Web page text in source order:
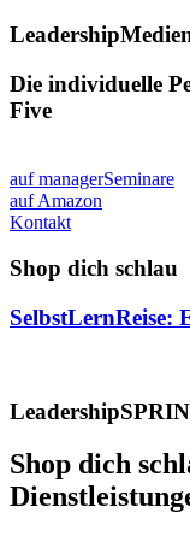
Die individuelle
Five
auf managerSeminare
auf Amazon
Kontakt
Shop dich schlau
SelbstLernReise:
Shop dich